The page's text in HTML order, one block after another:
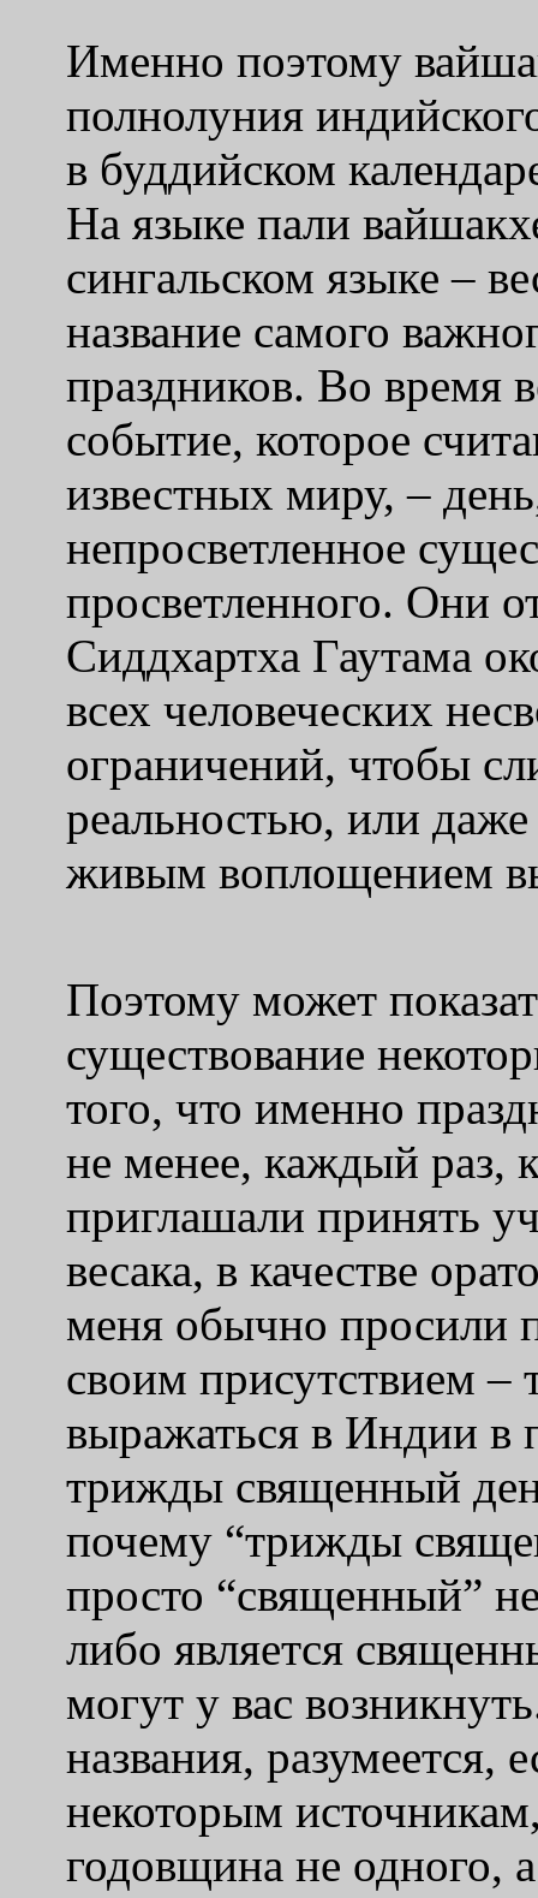
Именно поэтому
полнолуния
в буддийском
На языке пали
сингальском языке –
название самого
праздников. Во время
событие, которое
известных миру, –
непросветленное
просветленного. Они
Сиддхартха Гаутама
всех человеческих
ограничений, чтобы
реальностью, или
живым воплощением
Поэтому может
существование
того, что именно
не менее, каждый раз,
приглашали принять
весака, в качестве
меня обычно просили
своим присутствием –
выражаться в Индии в
трижды священный
почему “трижды
просто “священный”
либо является
могут у вас
названия, разумеется,
некоторым
годовщина не одного,